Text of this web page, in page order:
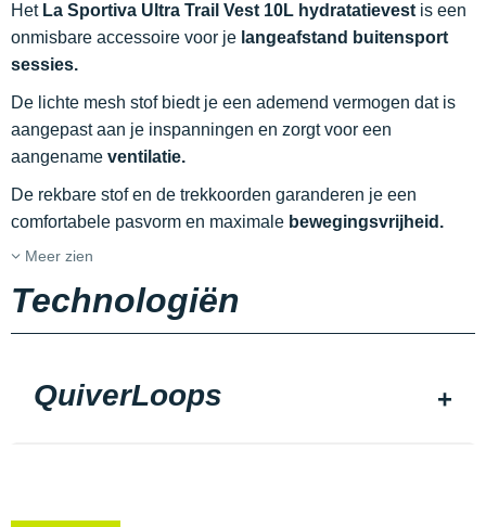
Het La Sportiva Ultra Trail Vest 10L hydratatievest is een
onmisbare accessoire voor je langeafstand buitensport
sessies.
De lichte mesh stof biedt je een ademend vermogen dat is
aangepast aan je inspanningen en zorgt voor een
aangename ventilatie.
De rekbare stof en de trekkoorden garanderen je een
comfortabele pasvorm en maximale bewegingsvrijheid.
Meer zien
Technologiën
QuiverLoops